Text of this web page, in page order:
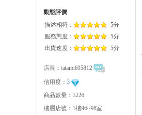
動態評價
描述相符：
5分
服務態度：
5分
出貨速度：
5分
店長： tatami695812
信用度： 3
商品數量：3226
樓層店號：3樓96~98室